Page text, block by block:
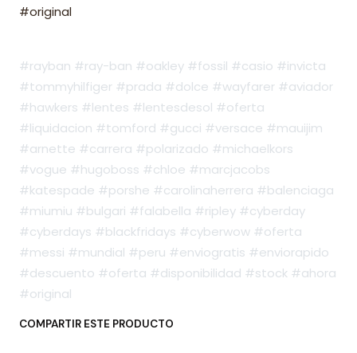
#original
#rayban #ray-ban #oakley #fossil #casio #invicta
#tommyhilfiger #prada #dolce #wayfarer #aviador
#hawkers #lentes #lentesdesol #oferta
#liquidacion #tomford #gucci #versace #mauijim
#arnette #carrera #polarizado #michaelkors
#vogue #hugoboss #chloe #marcjacobs
#katespade #porshe #carolinaherrera #balenciaga
#miumiu #bulgari #falabella #ripley #cyberday
#cyberdays #blackfridays #cyberwow #oferta
#messi #mundial #peru #enviogratis #enviorapido
#descuento #oferta #disponibilidad #stock #ahora
#original
COMPARTIR ESTE PRODUCTO